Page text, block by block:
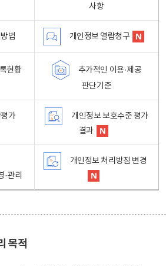
사항
법 개인정보 열람청구
현황
추가적인 이용·제공
판단기준
가
개인정보 보호수준 평가
결과
·관리
개인정보 처리방침 변경
목적